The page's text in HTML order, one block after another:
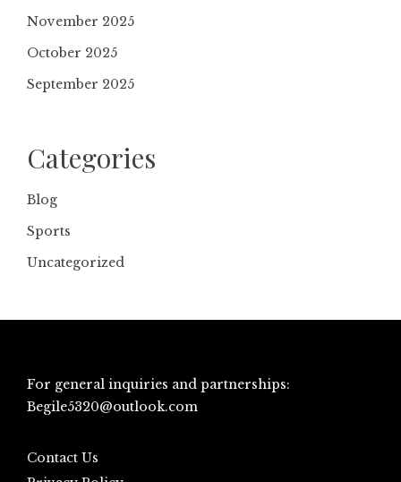
November 2025
October 2025
September 2025
Categories
Blog
Sports
Uncategorized
For general inquiries and partnerships:
Begile5320@outlook.com
Contact Us